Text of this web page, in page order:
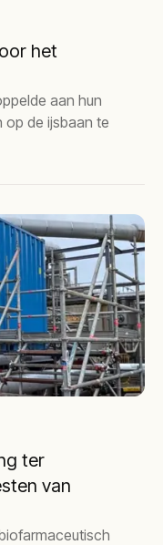
het
aan hun
de ijsbaan te
ter
van